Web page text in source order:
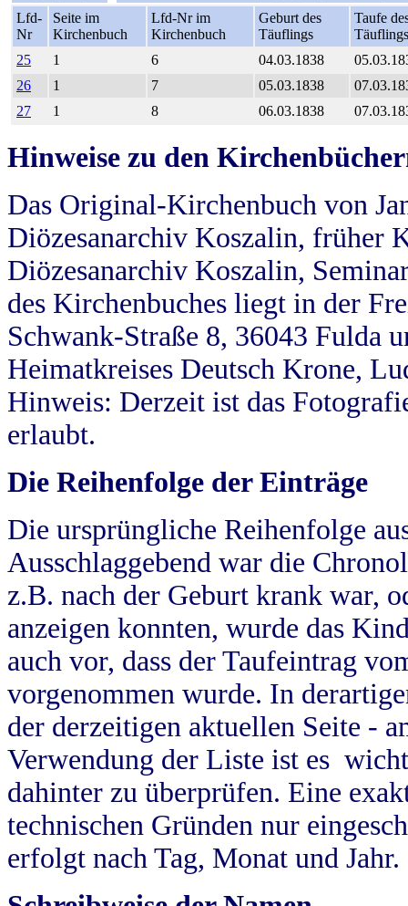
Lfd-
Nr
Seite im
Kirchenbuch
Lfd-Nr im
Kirchenbuch
Geburt des
Täuflings
Taufe
Täuflings
25
1 6 04.03.1838
26
1 7 05.03.1838
27
1 8 06.03.1838
Hinweise zu den
Das Original-Kirchenbuch von
Diözesanarchiv Koszalin, früher
Diözesanarchiv Koszalin,
des Kirchenbuches liegt in der
Schwank-Straße 8, 36043 Fulda
Heimatkreises Deutsch Krone,
Hinweis: Derzeit ist das
erlaubt.
Die Reihenfolge der Einträge
Die ursprüngliche Reihenfolge
Ausschlaggebend war die
z.B. nach der Geburt krank war,
anzeigen konnten, wurde das
auch vor, dass der Taufeintrag
vorgenommen wurde. In
der derzeitigen aktuellen Seite -
Verwendung der Liste ist es
dahinter zu überprüfen. Eine
technischen Gründen nur
erfolgt nach Tag, Monat und Jahr.